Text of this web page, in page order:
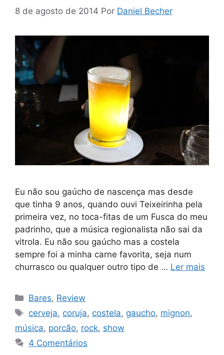
8 de agosto de 2014 Por Daniel Becher
Eu não sou gaúcho de nascença mas desde
que tinha 9 anos, quando ouvi Teixeirinha pela
primeira vez, no toca-fitas de um Fusca do meu
padrinho, que a música regionalista não sai da
vitrola. Eu não sou gaúcho mas a costela
sempre foi a minha carne favorita, seja num
churrasco ou qualquer outro tipo de … Ler mais
Categorias
Bares, Review
Tags
cerveja, coruja, costela, gaucho, mignon,
música, porcão, rock, show
4 Comentários